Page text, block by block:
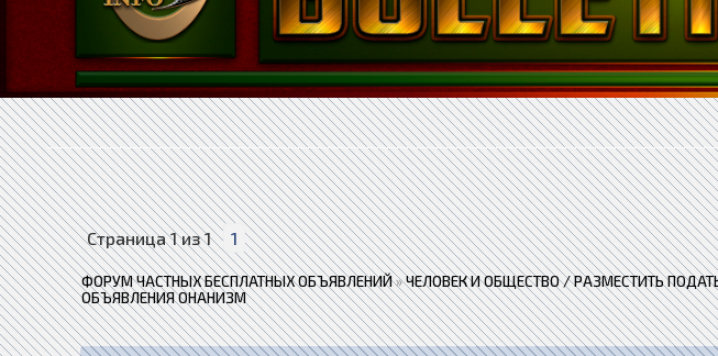
Страница1из1 1
ФОРУМ ЧАСТНЫХ БЕСПЛАТНЫХ ОБЪЯВЛЕНИЙ»ЧЕЛОВЕК И ОБЩЕСТВО / РАЗМЕСТИТЬ
ОБЪЯВЛЕНИЯ ОНАНИЗМ